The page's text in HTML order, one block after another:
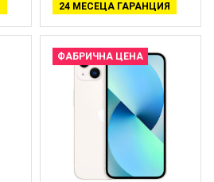
24 МЕСЕЦА ГАРАНЦИЯ
ФАБРИЧНА ЦЕНА